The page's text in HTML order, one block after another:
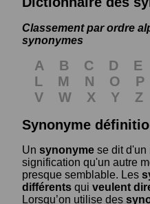
Classement par ordre
synonymes
A B C D E
L
M N O P
V
W X Y
Z
Synonyme
Un synonyme se dit d'un
signification qu'un autre
presque semblable. Les
différents qui veulent
Lorsqu’on utilise des